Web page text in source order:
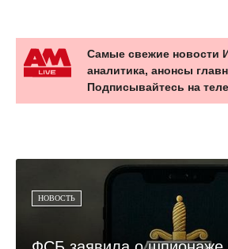
Самые свежие новости
аналитика, анонсы
Подписывайтесь на
НОВОСТЬ